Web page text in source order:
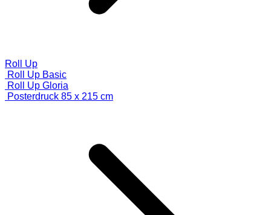
Roll Up
Roll Up Basic
Roll Up Gloria
Posterdruck 85 x 215 cm